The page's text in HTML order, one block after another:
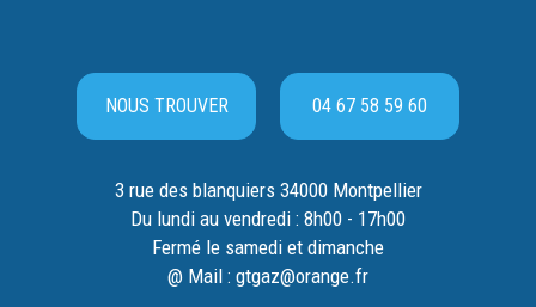
NOUS TROUVER 04 67 58 59 60
3 rue des blanquiers 34000 Montpellier
Du lundi au vendredi : 8h00 - 17h00
Fermé le samedi et dimanche
@ Mail : gtgaz@orange.fr